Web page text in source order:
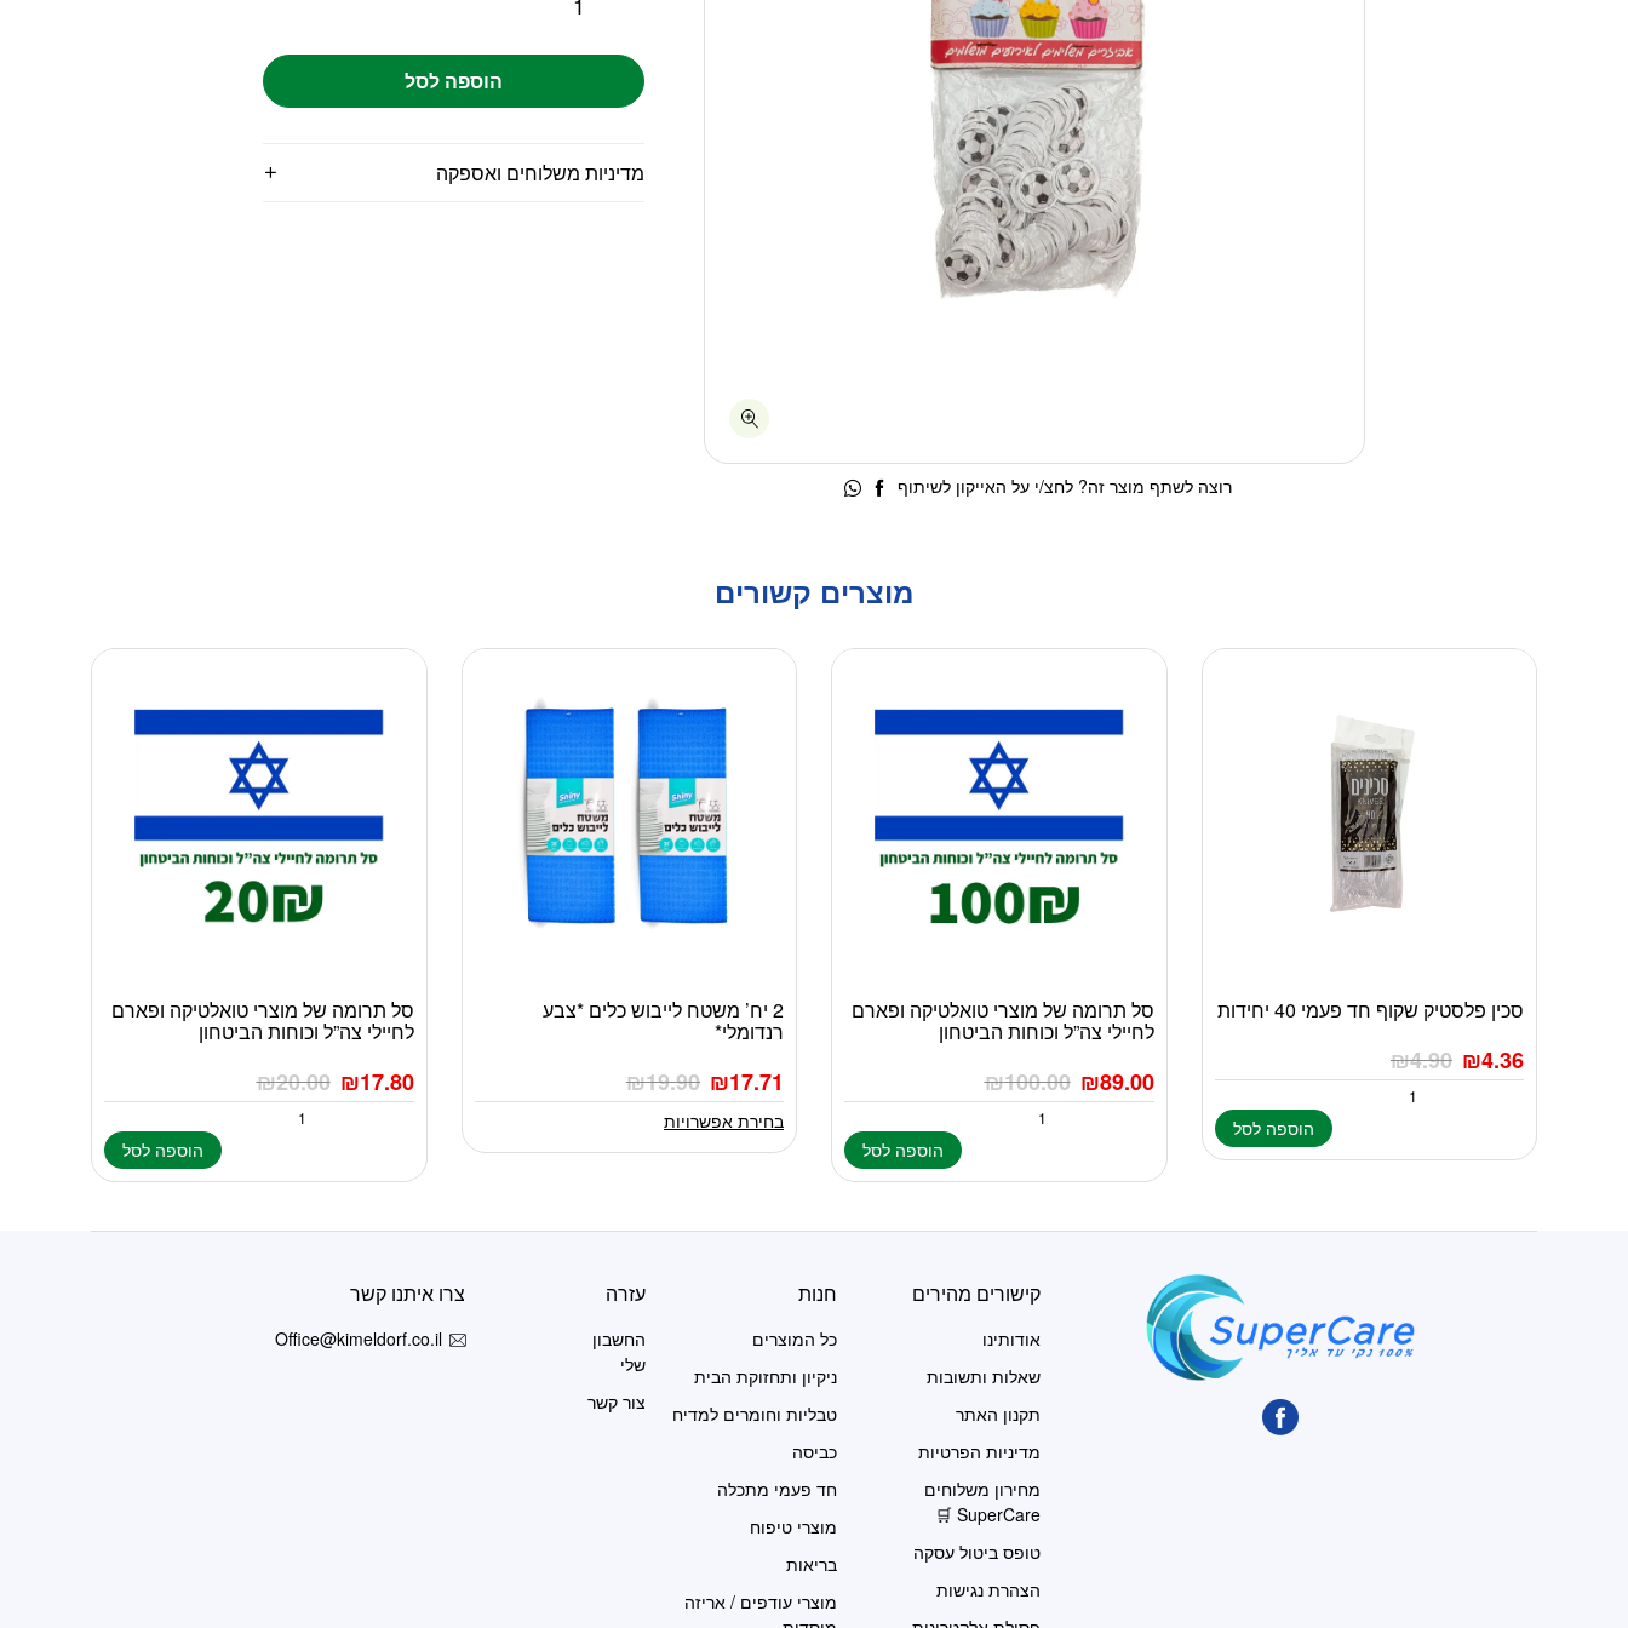
הוספה לסל
מדיניות משלוחים ואספקה
רוצה לשתף מוצר זה? לחצ/י על האייקון לשיתוף
מוצרים קשורים
סכין פלסטיק שקוף חד פעמי 40 יחידות
₪4.90 ₪4.36
הוספה לסל
סל תרומה של מוצרי טואלטיקה ופארם
לחיילי צה”ל וכוחות הביטחון
₪100.00 ₪89.00
הוספה לסל
2 יח’ משטח לייבוש כלים *צבע
רנדומלי*
₪19.90 ₪17.71
למוצר
זה
מספר
סוגים.
ניתן
בעמוד
בחירת אפשרויות
סל תרומה של מוצרי טואלטיקה ופארם
לחיילי צה”ל וכוחות הביטחון
₪20.00 ₪17.80
הוספה לסל
קישורים מהירים
אודותינו
שאלות ותשובות
תקנון האתר
מדיניות הפרטיות
מחירון משלוחים
SuperCare 🛒
טופס ביטול עסקה
הצהרת נגישות
חנות
כל המוצרים
ניקיון ותחזוקת הבית
טבליות וחומרים למדיח
כביסה
חד פעמי מתכלה
מוצרי טיפוח
בריאות
מוצרי עודפים / אריזה
עזרה
החשבון
שלי
צור קשר
צרו איתנו קשר
Office@kimeldorf.co.il